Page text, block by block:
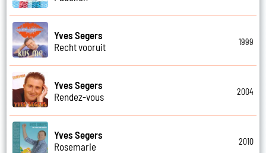
Yves Segers
Recht vooruit
1999
Yves Segers
Rendez-vous
2004
Yves Segers
Rosemarie
2010